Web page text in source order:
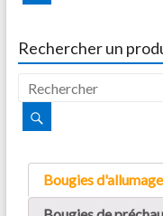
Rechercher un
Bougies